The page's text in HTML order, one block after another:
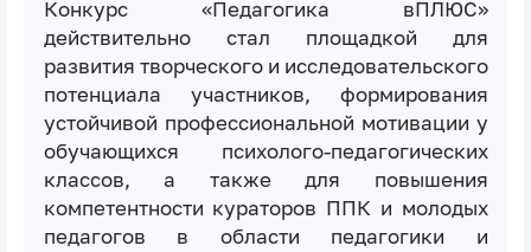
Конкурс «Педагогика вПЛЮС»
действительно стал площадкой для
развития творческого и исследовательского
потенциала участников, формирования
устойчивой профессиональной мотивации у
обучающихся психолого-педагогических
классов, а также для повышения
компетентности кураторов ППК и молодых
педагогов в области педагогики и